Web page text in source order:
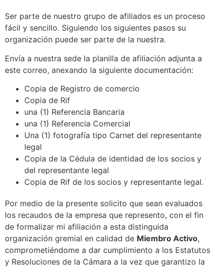
Ser parte de nuestro grupo de afiliados es un proceso
fácil y sencillo. Siguiendo los siguientes pasos su
organización puede ser parte de la nuestra.
Envía a nuestra sede la planilla de afiliación adjunta a
este correo, anexando la siguiente documentación:
Copia de Registro de comercio
Copia de Rif
una (1) Referencia Bancaria
una (1) Referencia Comercial
Una (1) fotografía tipo Carnet del representante
legal
Copia de la Cédula de identidad de los socios y
del representante legal
Copia de Rif de los socios y representante legal.
Por medio de la presente solicito que sean evaluados
los recaudos de la empresa que represento, con el fin
de formalizar mi afiliación a esta distinguida
organización gremial en calidad de Miembro Activo,
comprometiéndome a dar cumplimiento a los Estatutos
y Resoluciones de la Cámara a la vez que garantizo la